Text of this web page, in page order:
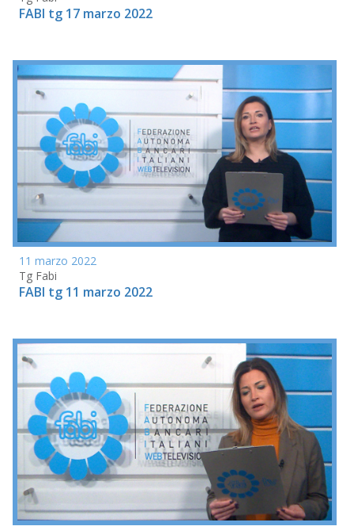
FABI tg 17 marzo 2022
11 marzo 2022
Tg Fabi
FABI tg 11 marzo 2022